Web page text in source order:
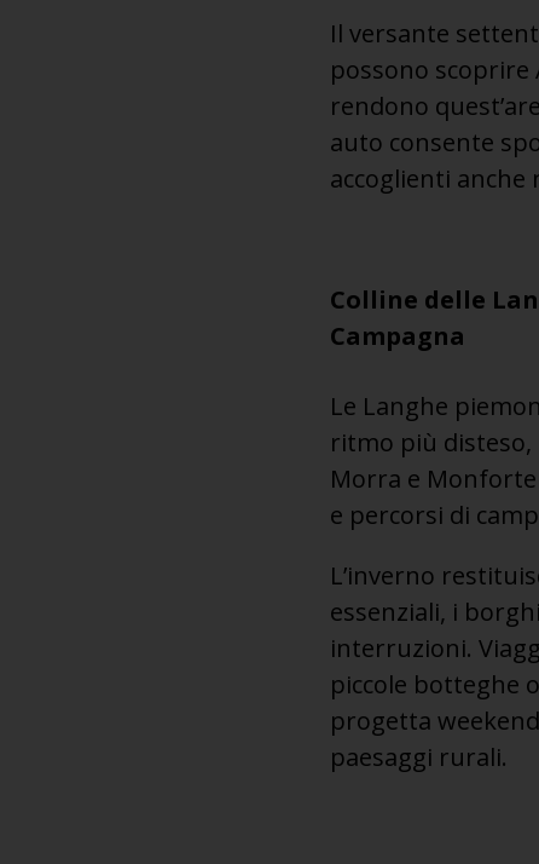
Il versante
possono scoprire
rendono
auto consente
accoglienti
Colline delle
Campagna
Le Langhe
ritmo più disteso,
Morra e Monforte
e percorsi di
L’inverno
essenziali, i
interruzioni.
piccole botteghe
progetta
paesaggi rurali.